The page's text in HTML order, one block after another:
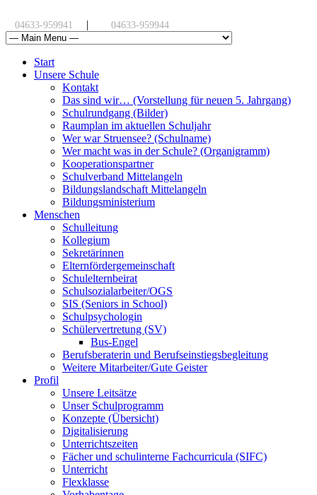
04633-959941 | 04633-959944
Start
Unsere Schule
Kontakt
Das sind wir… (Vorstellung für neuen 5. Jahrgang)
Schulrundgang (Bilder)
Raumplan im aktuellen Schuljahr
Wer war Struensee? (Schulname)
Wer macht was in der Schule? (Organigramm)
Kooperationspartner
Schulverband Mittelangeln
Bildungslandschaft Mittelangeln
Bildungsministerium
Menschen
Schulleitung
Kollegium
Sekretärinnen
Elternfördergemeinschaft
Schulelternbeirat
Schulsozialarbeiter/OGS
SIS (Seniors in School)
Schulpsychologin
Schülervertretung (SV)
Bus-Engel
Berufsberaterin und Berufseinstiegsbegleitung
Weitere Mitarbeiter/Gute Geister
Profil
Unsere Leitsätze
Unser Schulprogramm
Konzepte (Übersicht)
Digitalisierung
Unterrichtszeiten
Fächer und schulinterne Fachcurricula (SIFC)
Unterricht
Flexklasse